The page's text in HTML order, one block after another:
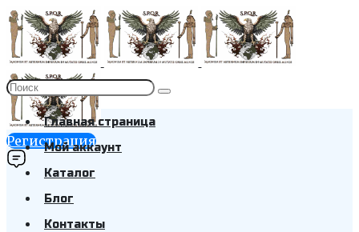
Регистрация
Главная страница
Мой аккаунт
Каталог
Блог
Контакты